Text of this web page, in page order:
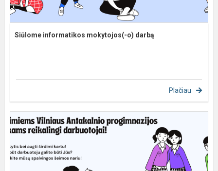
Siūlome informatikos mokytojos(-o) darbą
Plačiau